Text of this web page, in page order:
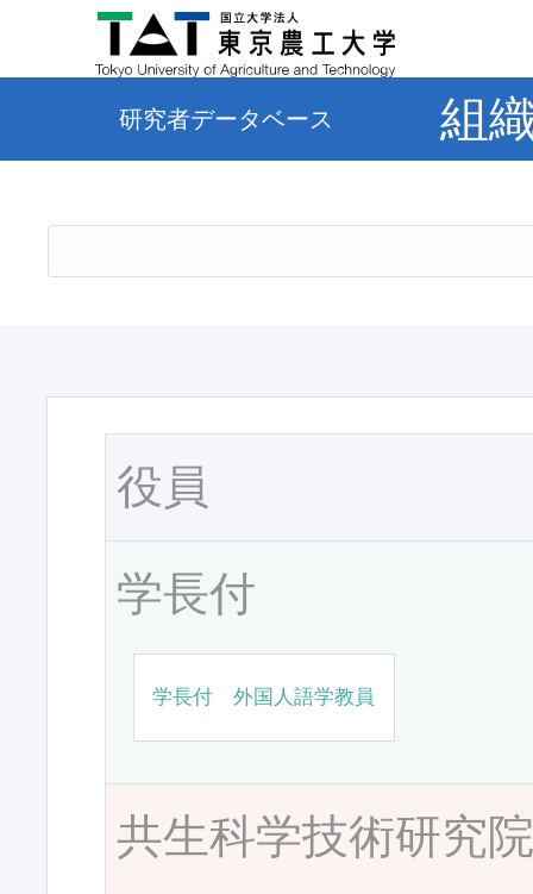
研究者データベース 組
役員
学長付
学長付 外国人語学教員
共生科学技術研究